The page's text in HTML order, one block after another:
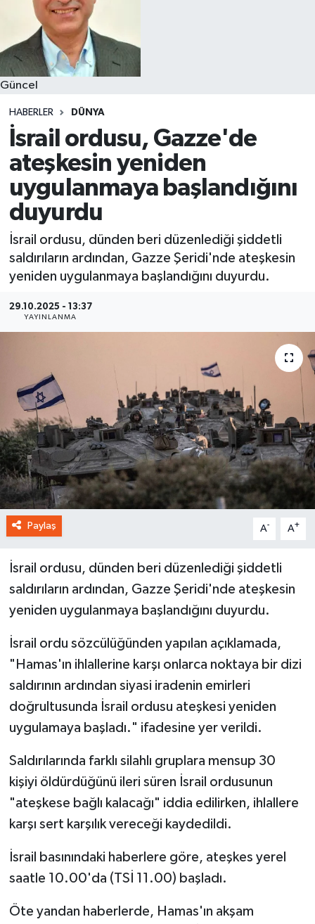
Güncel
HABERLER DÜNYA
İsrail ordusu, Gazze'de
ateşkesin yeniden
uygulanmaya başlandığını
duyurdu
İsrail ordusu, dünden beri düzenlediği şiddetli
saldırıların ardından, Gazze Şeridi'nde ateşkesin
yeniden uygulanmaya başlandığını duyurdu.
29.10.2025 - 13:37
YAYINLANMA
Paylaş A- A+
İsrail ordusu, dünden beri düzenlediği şiddetli
saldırıların ardından, Gazze Şeridi'nde ateşkesin
yeniden uygulanmaya başlandığını duyurdu.
İsrail ordu sözcülüğünden yapılan açıklamada,
"Hamas'ın ihlallerine karşı onlarca noktaya bir dizi
saldırının ardından siyasi iradenin emirleri
doğrultusunda İsrail ordusu ateşkesi yeniden
uygulamaya başladı." ifadesine yer verildi.
Saldırılarında farklı silahlı gruplara mensup 30
kişiyi öldürdüğünü ileri süren İsrail ordusunun
"ateşkese bağlı kalacağı" iddia edilirken, ihlallere
karşı sert karşılık vereceği kaydedildi.
İsrail basınındaki haberlere göre, ateşkes yerel
saatle 10.00'da (TSİ 11.00) başladı.
Öte yandan haberlerde, Hamas'ın akşam